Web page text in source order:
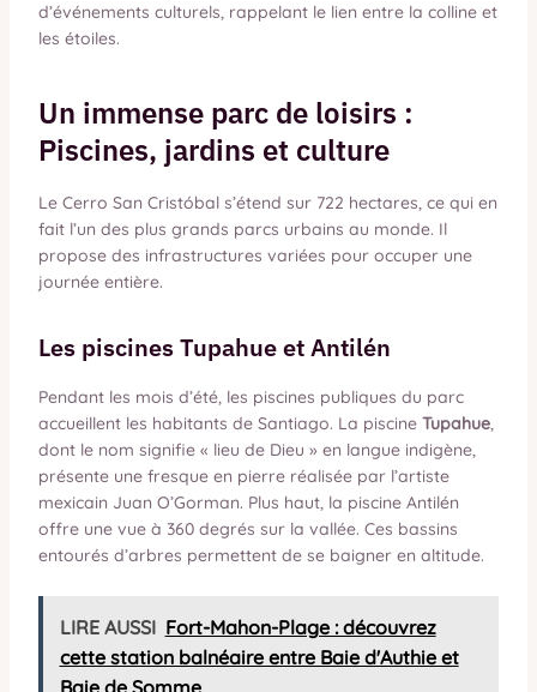
d’événements culturels, rappelant le lien entre la colline et
les étoiles.
Un immense parc de loisirs :
Piscines, jardins et culture
Le Cerro San Cristóbal s’étend sur 722 hectares, ce qui en
fait l’un des plus grands parcs urbains au monde. Il
propose des infrastructures variées pour occuper une
journée entière.
Les piscines Tupahue et Antilén
Pendant les mois d’été, les piscines publiques du parc
accueillent les habitants de Santiago. La piscine Tupahue,
dont le nom signifie « lieu de Dieu » en langue indigène,
présente une fresque en pierre réalisée par l’artiste
mexicain Juan O’Gorman. Plus haut, la piscine Antilén
offre une vue à 360 degrés sur la vallée. Ces bassins
entourés d’arbres permettent de se baigner en altitude.
LIRE AUSSI Fort-Mahon-Plage : découvrez
cette station balnéaire entre Baie d'Authie et
Baie de Somme